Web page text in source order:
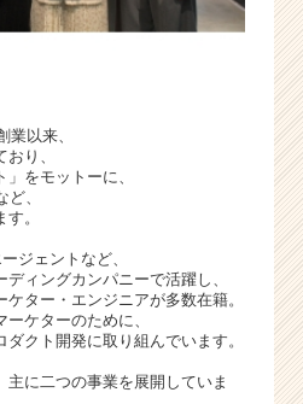
業以来、
り、
」をモットーに、
、
。
ジェントなど、
ィングカンパニーで活躍し、
ター・エンジニアが多数在籍。
ケターのために、
クト開発に取り組んでいます。
主に二つの事業を展開していま